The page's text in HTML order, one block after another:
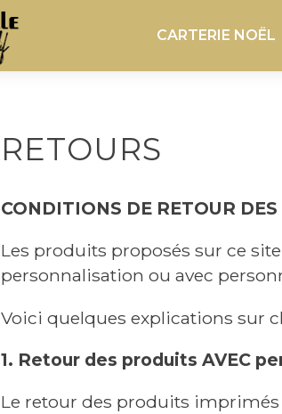
CARTERIE NOËL
RETOURS
CONDITIONS DE RETOUR
Les produits proposés sur ce
personnalisation ou avec
Voici quelques explications sur
1. Retour des produits AVEC
Le retour des produits